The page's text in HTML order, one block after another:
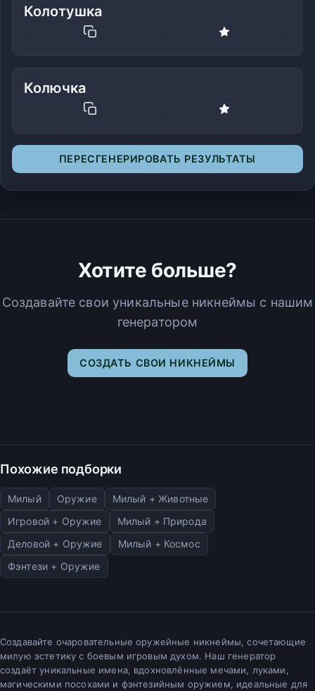
Колотушка
Колючка
ПЕРЕСГЕНЕРИРОВАТЬ РЕЗУЛЬТАТЫ
Хотите больше?
Создавайте свои уникальные никнеймы с нашим
генератором
СОЗДАТЬ СВОИ НИКНЕЙМЫ
Похожие подборки
Милый Оружие
Милый + Животные
Игровой + Оружие
Милый + Природа
Деловой + Оружие
Милый + Космос
Фэнтези + Оружие
Создавайте очаровательные оружейные никнеймы, сочетающие
милую эстетику с боевым игровым духом. Наш генератор
создаёт уникальные имена, вдохновлённые мечами, луками,
магическими посохами и фэнтезийным оружием, идеальные для